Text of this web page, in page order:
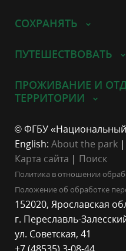
СОХРАНЯТЬ
ПУТЕШЕСТВОВАТЬ
ПРОЖИВАНИЕ И
ТЕРРИТОРИИ
© ФГБУ
English: About the park |
Карта сайта | Поиск
Политика в отношении
Положение об обработке
152020, Ярославская
г. Переславль-
ул. Советская, 41
+7 (48535) 3-08-44